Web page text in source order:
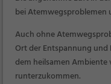
bei Atemwegsproblemen
Auch ohne
Ort der Entspannung
dem heilsamen
runterzukommen.